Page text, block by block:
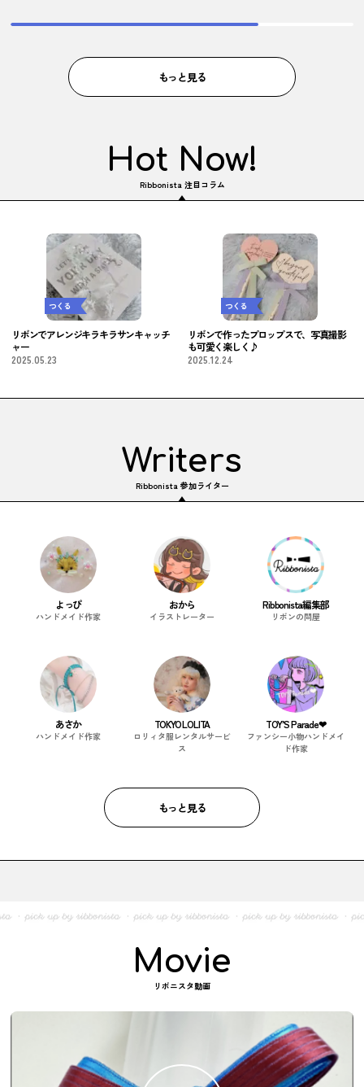
もっと見る
Hot Now!
Ribbonista 注目コラム
つくる
リボンでアレンジキラキラサンキャッチ
ャー
2025.05.23
つくる
リボンで作ったプロップスで、写真撮影
も可愛く楽しく♪
2025.12.24
Writers
Ribbonista 参加ライター
よっぴ
ハンドメイド作家
おから
イラストレーター
Ribbonista編集部
リボンの問屋
あさか
ハンドメイド作家
TOKYO LOLITA
ロリィタ服レンタルサービ
ス
TOY’S Parade❤︎
ファンシー小物ハンドメイ
ド作家
もっと見る
Movie
リボニスタ動画